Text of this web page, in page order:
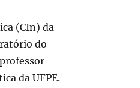
(CIn) da
do
da UFPE.